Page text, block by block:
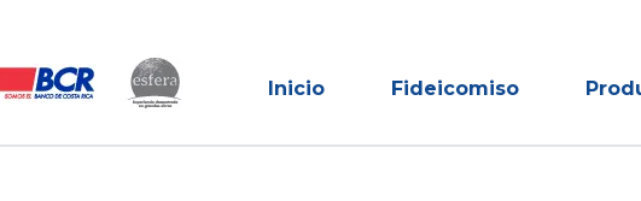
Inicio Fideicomiso